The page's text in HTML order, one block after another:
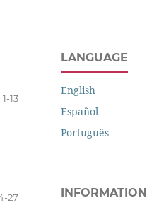
1-13
27
LANGUAGE
English
Español
Português
INFORMATION